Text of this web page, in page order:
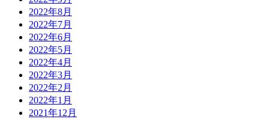
2022年8月
2022年7月
2022年6月
2022年5月
2022年4月
2022年3月
2022年2月
2022年1月
2021年12月